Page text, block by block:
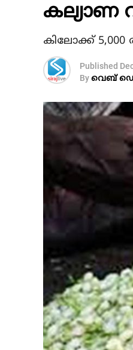
കല്യാണ
കിലോക്ക്
Published
Byവെബ്